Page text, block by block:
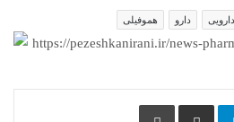
دارو هموفیلی
https://pezeshkanirani.ir/news-
Telegram